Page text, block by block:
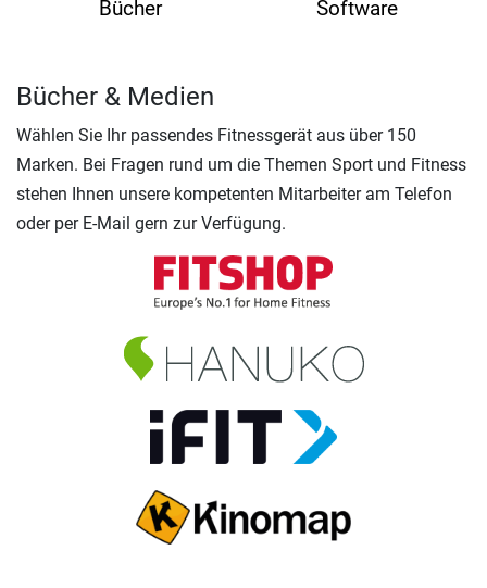
Bücher Software
Bücher & Medien
Wählen Sie Ihr passendes Fitnessgerät aus über 150
Marken. Bei Fragen rund um die Themen Sport und Fitness
stehen Ihnen unsere kompetenten Mitarbeiter am Telefon
oder per E-Mail gern zur Verfügung.